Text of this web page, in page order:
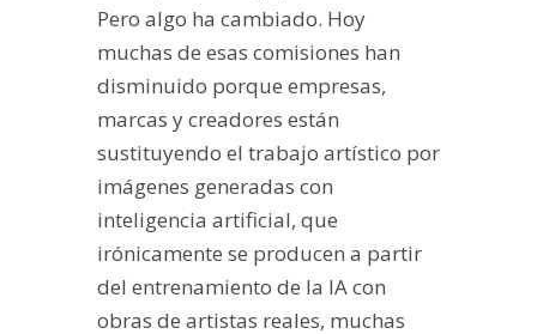
Pero algo ha cambiado. Hoy
muchas de esas comisiones han
disminuido porque empresas,
marcas y creadores están
sustituyendo el trabajo artístico por
imágenes generadas con
inteligencia artificial, que
irónicamente se producen a partir
del entrenamiento de la IA con
obras de artistas reales, muchas